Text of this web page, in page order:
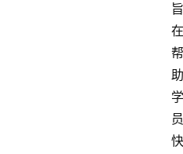
旨
在
帮
助
学
员
快